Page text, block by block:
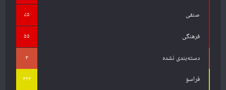
صنفی ۷۵
فرهنگی ۵۵
دسته‌بندی نشده
۳
فراسو
۳۲۲